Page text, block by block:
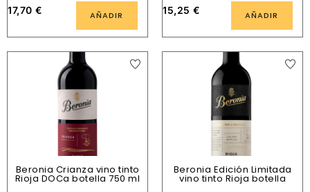
17,70 € AÑADIR 15,25 € AÑADIR
Beronia Crianza vino tinto
Rioja DOCa botella 750 ml
Beronia Edición Limitada
vino tinto Rioja botella